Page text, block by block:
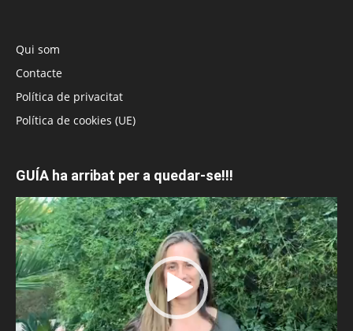
Qui som
Contacte
Política de privacitat
Política de cookies (UE)
GUÍA ha arribat per a quedar-se!!!
Reproductor
de
vídeo